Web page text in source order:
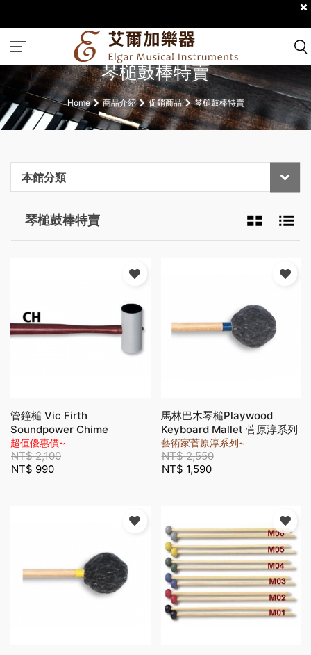
琴槌鼓棒特賣
Home 商品介紹 促銷商品 琴槌鼓棒特賣
本館分類
琴槌鼓棒特賣
管鐘槌 Vic Firth
Soundpower Chime
Hammer (CH)
超值優惠價~
NT$2,100
NT$ 990
馬林巴木琴槌Playwood
Keyboard Mallet 菅原淳系列
(M-3012 M)
藝術家菅原淳系列~
NT$2,550
NT$ 1,590